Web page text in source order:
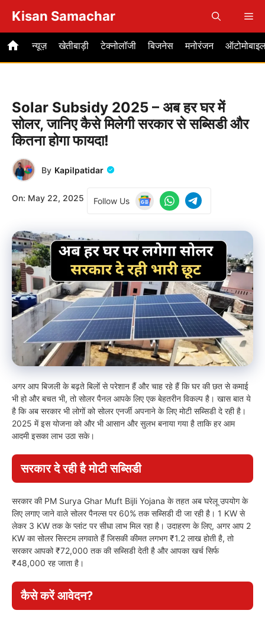
content
Kisan Samachar
न्यूज़ खेतीबाड़ी टेक्नोलॉजी बिजनेस मनोरंजन
Solar Subsidy 2025 – अब हर घर में
सोलर, जानिए कैसे मिलेगी सरकार से सब्सिडी और
कितना होगा फायदा!
By Kapilpatidar
On: May 22, 2025 Follow Us
अगर आप बिजली के बढ़ते बिलों से परेशान हैं और चाह रहे हैं कि घर की छत से कमाई
भी हो और बचत भी, तो सोलर पैनल आपके लिए एक बेहतरीन विकल्प है। खास बात ये
है कि अब सरकार भी लोगों को सोलर एनर्जी अपनाने के लिए मोटी सब्सिडी दे रही है।
2025 में इस योजना को और भी आसान और सुलभ बनाया गया है ताकि हर आम
आदमी इसका लाभ उठा सके।
सरकार दे रही है मोटी सब्सिडी
सरकार की PM Surya Ghar Muft Bijli Yojana के तहत अब घरेलू उपयोग के
लिए लगाए जाने वाले सोलर पैनल्स पर 60% तक सब्सिडी दी जा रही है। 1 KW से
लेकर 3 KW तक के प्लांट पर सीधा लाभ मिल रहा है। उदाहरण के लिए, अगर आप 2
KW का सोलर सिस्टम लगवाते हैं जिसकी कीमत लगभग ₹1.2 लाख होती है, तो
सरकार आपको ₹72,000 तक की सब्सिडी देती है और आपका खर्च सिर्फ
₹48,000 रह जाता है।
कैसे करें आवेदन?